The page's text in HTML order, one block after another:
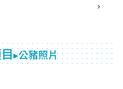
▸公豬照片